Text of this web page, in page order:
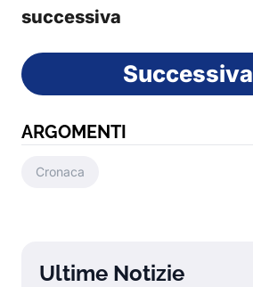
successiva
Successiva
ARGOMENTI
Cronaca
Ultime Notizie